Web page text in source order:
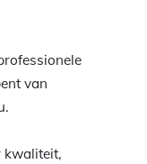
van
kwaliteit,